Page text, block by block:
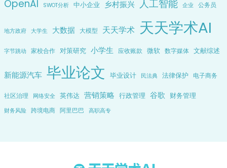
OpenAI SWOT分析 中小企业 乡村振兴 人工智能 企业 公务员
地方政府 大学生 大数据 大模型 天天学术 天天学术AI
字节跳动 家校合作 对策研究 小学生 应收账款 微软 数字媒体 文献综述
新能源汽车 毕业论文 毕业设计 民法典 法律保护 电子商务
社区治理 网络安全 英伟达 营销策略 行政管理 谷歌 财务管理
财务风险 跨境电商 阿里巴巴 高职高专